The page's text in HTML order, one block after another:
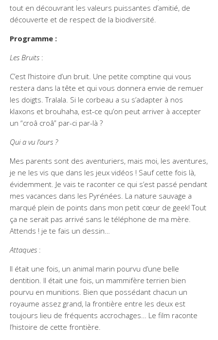
tout en découvrant les valeurs puissantes d’amitié, de
découverte et de respect de la biodiversité.
Programme :
Les Bruits :
C’est l’histoire d’un bruit. Une petite comptine qui vous
restera dans la tête et qui vous donnera envie de remuer
les doigts. Tralala. Si le corbeau a su s’adapter à nos
klaxons et brouhaha, est-ce qu’on peut arriver à accepter
un “croâ croâ” par-ci par-là ?
Qui a vu l’ours ?
Mes parents sont des aventuriers, mais moi, les aventures,
je ne les vis que dans les jeux vidéos ! Sauf cette fois là,
évidemment. Je vais te raconter ce qui s’est passé pendant
mes vacances dans les Pyrénées. La nature sauvage a
marqué plein de points dans mon petit cœur de geek! Tout
ça ne serait pas arrivé sans le téléphone de ma mère.
Attends ! je te fais un dessin…
Attaques :
Il était une fois, un animal marin pourvu d’une belle
dentition. Il était une fois, un mammifère terrien bien
pourvu en munitions. Bien que possédant chacun un
royaume assez grand, la frontière entre les deux est
toujours lieu de fréquents accrochages… Le film raconte
l’histoire de cette frontière.